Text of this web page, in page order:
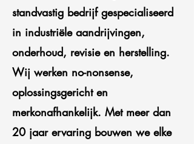
standvastig bedrijf gespecialiseerd
in industriële aandrijvingen,
onderhoud, revisie en herstelling.
Wij werken no-nonsense,
oplossingsgericht en
merkonafhankelijk. Met meer dan
20 jaar ervaring bouwen we elke